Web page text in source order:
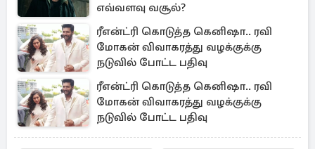
எவ்வளவு வசூல்?
ரீஎன்ட்ரி கொடுத்த கெனிஷா.. ரவி
மோகன் விவாகரத்து வழக்குக்கு
நடுவில் போட்ட பதிவு
ரீஎன்ட்ரி கொடுத்த கெனிஷா.. ரவி
மோகன் விவாகரத்து வழக்குக்கு
நடுவில் போட்ட பதிவு